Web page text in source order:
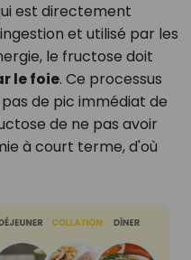
est directement
et utilisé par les
le fructose doit
le foie. Ce processus
de pic immédiat de
de ne pas avoir
à court terme, d'où